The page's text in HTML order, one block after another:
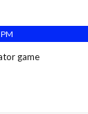
game